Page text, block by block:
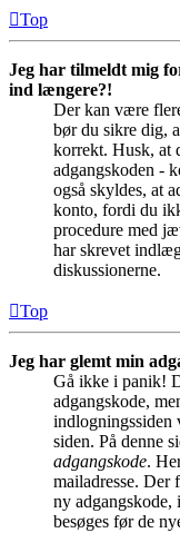
Top
Jeg har tilmeldt mig
ind længere?!
Der kan være
bør du sikre dig,
korrekt. Husk, at
adgangskoden -
også skyldes, at
konto, fordi du
procedure med
har skrevet
diskussionerne.
Top
Jeg har glemt min
Gå ikke i panik!
adgangskode,
indlogningssiden
siden. På denne
adgangskode.
mailadresse. Der
ny adgangskode,
besøges før de